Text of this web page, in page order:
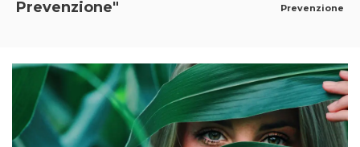
Prevenzione"
Prevenzione